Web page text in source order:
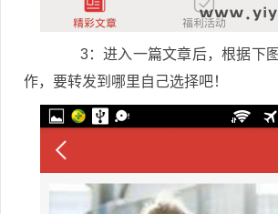
3：进入一篇文章后，根据下
作，要转发到哪里自己选择吧！